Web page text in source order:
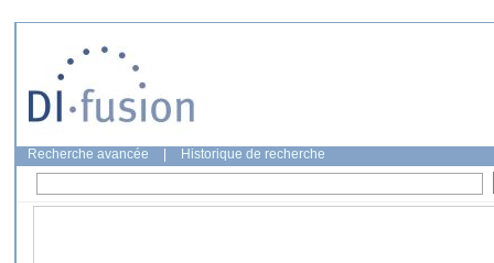
Recherche avancée Historique de recherche